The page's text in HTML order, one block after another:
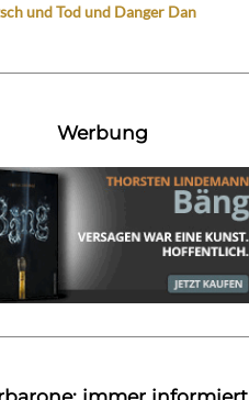
und Tod und Danger Dan
Werbung